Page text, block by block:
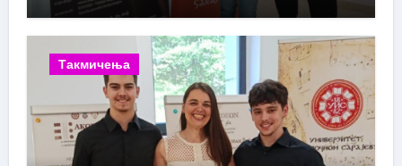
Такмичења